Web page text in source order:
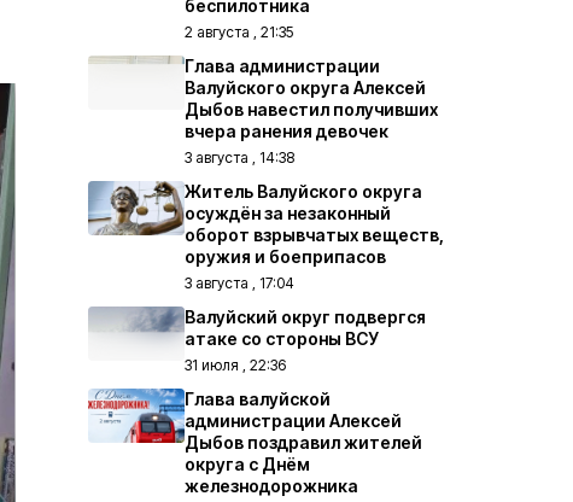
беспилотника
2 августа , 21:35
Глава администрации
Валуйского округа Алексей
Дыбов навестил получивших
вчера ранения девочек
3 августа , 14:38
Житель Валуйского округа
осуждён за незаконный
оборот взрывчатых веществ,
оружия и боеприпасов
3 августа , 17:04
Валуйский округ подвергся
атаке со стороны ВСУ
31 июля , 22:36
Глава валуйской
администрации Алексей
Дыбов поздравил жителей
округа с Днём
железнодорожника